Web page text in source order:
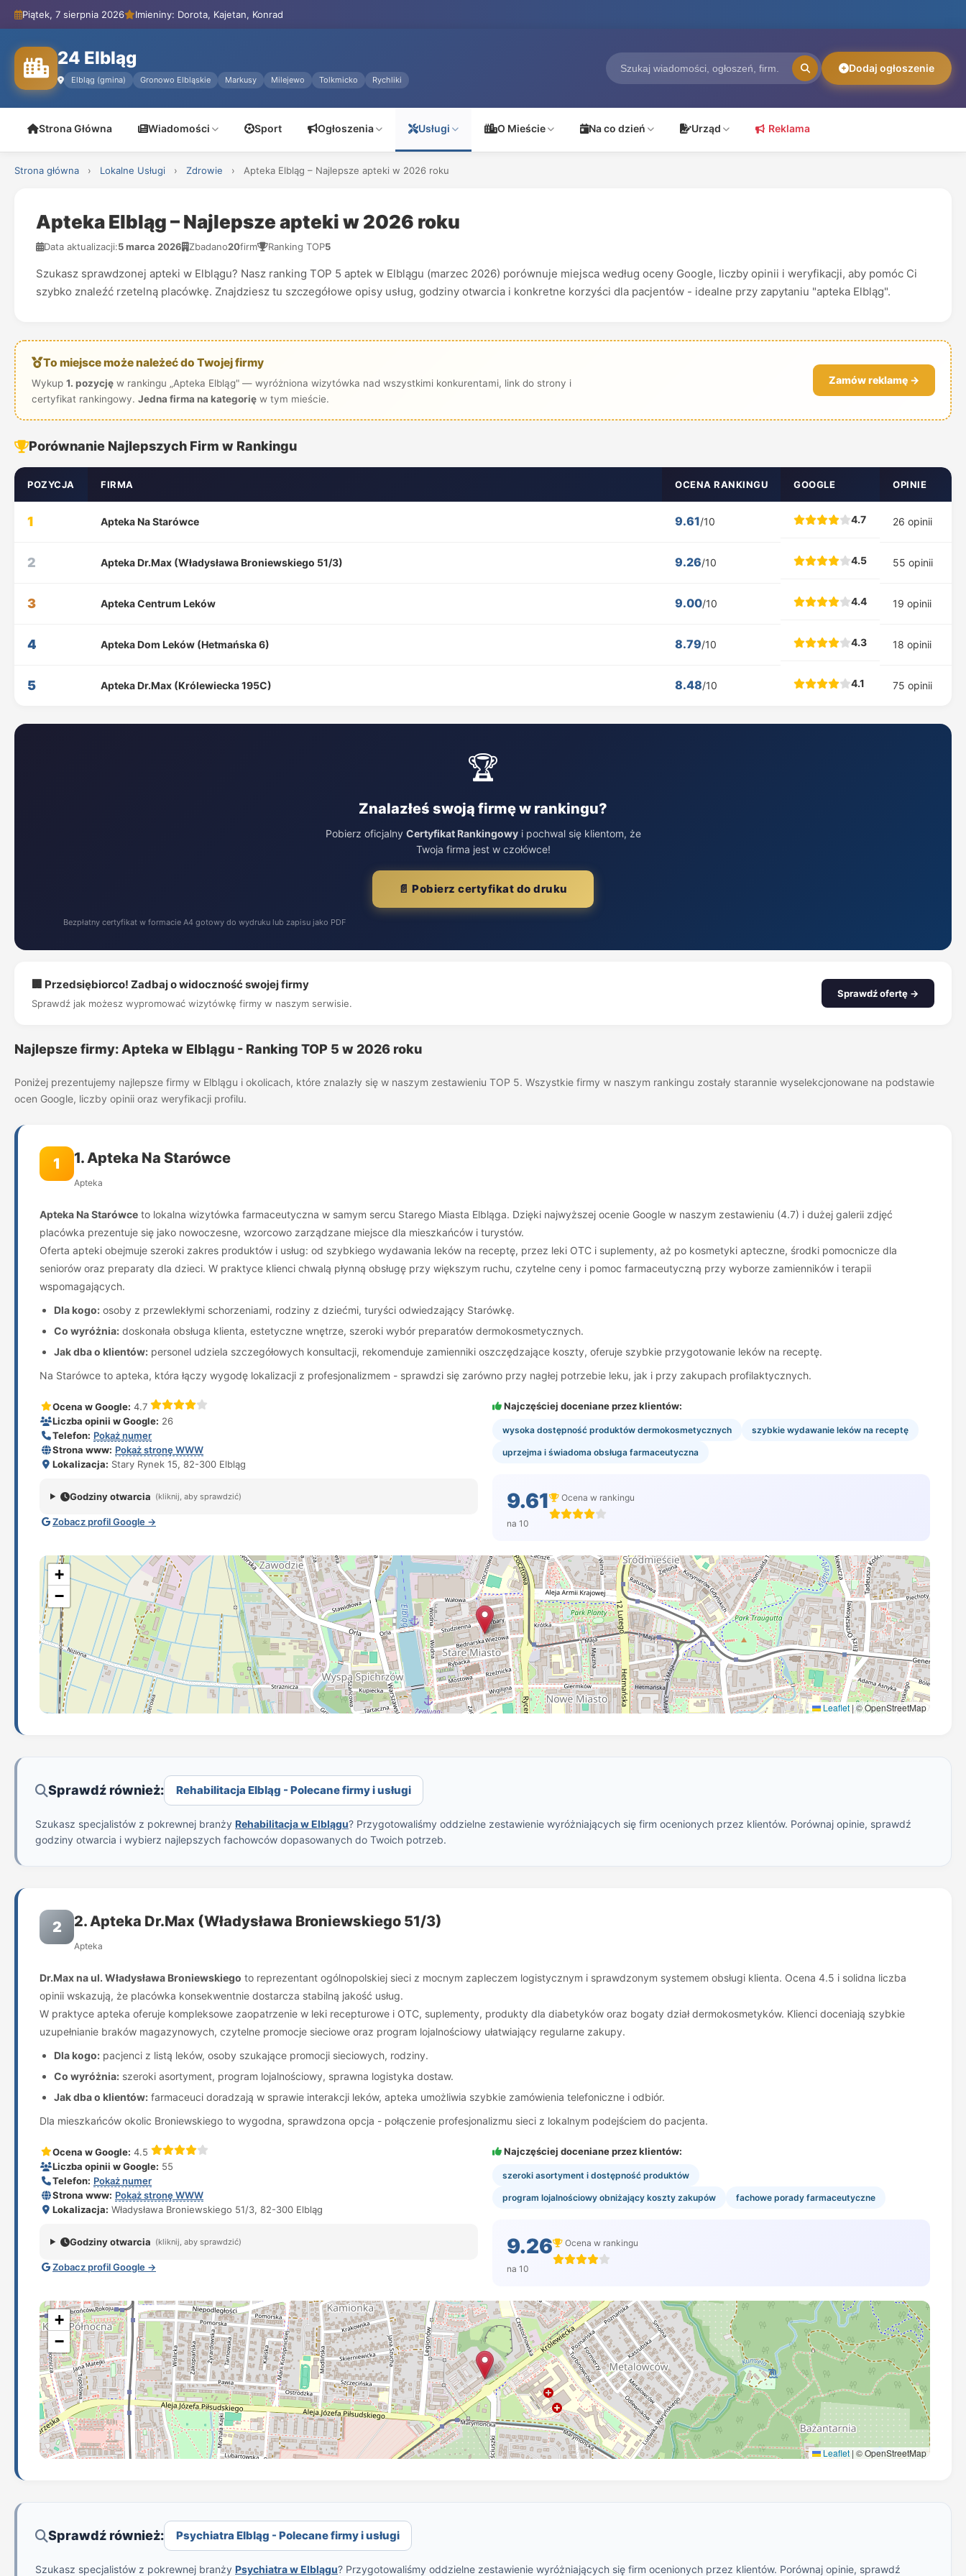
Piątek, 7 sierpnia 2026 Imieniny: Dorota, Kajetan, Konrad
24 Elbląg
Elbląg (gmina) Gronowo Elbląskie Markusy Milejewo Tolkmicko Rychliki
Dodaj ogłoszenie
Strona Główna Wiadomości Sport Ogłoszenia Usługi O Mieście Na co dzień Urząd Reklama
Strona główna › Lokalne Usługi › Zdrowie › Apteka Elbląg – Najlepsze apteki w 2026 roku
Apteka Elbląg – Najlepsze apteki w 2026 roku
Data aktualizacji:5 marca 2026 Zbadano20firm Ranking TOP5
Szukasz sprawdzonej apteki w Elblągu? Nasz ranking TOP 5 aptek w Elblągu (marzec 2026) porównuje miejsca według oceny Google, liczby opinii i weryfikacji, aby pomóc Ci
szybko znaleźć rzetelną placówkę. Znajdziesz tu szczegółowe opisy usług, godziny otwarcia i konkretne korzyści dla pacjentów - idealne przy zapytaniu "apteka Elbląg".
To miejsce może należeć do Twojej firmy
Wykup 1. pozycjęw rankingu „Apteka Elbląg" — wyróżniona wizytówka nad wszystkimi konkurentami, link do strony i
certyfikat rankingowy. Jedna firma na kategorięw tym mieście.
Zamów reklamę →
Porównanie Najlepszych Firm w Rankingu
POZYCJA FIRMA OCENA RANKINGU GOOGLE OPINIE
1 Apteka Na Starówce 9.61/10 4.7 26 opinii
2 Apteka Dr.Max (Władysława Broniewskiego 51/3) 9.26/10 4.5 55 opinii
3 Apteka Centrum Leków 9.00/10 4.4 19 opinii
4 Apteka Dom Leków (Hetmańska 6) 8.79/10 4.3 18 opinii
5 Apteka Dr.Max (Królewiecka 195C) 8.48/10 4.1 75 opinii
🏆
Znalazłeś swoją firmę w rankingu?
Pobierz oficjalny Certyfikat Rankingowyi pochwal się klientom, że
Twoja firma jest w czołówce!
📄 Pobierz certyfikat do druku
Bezpłatny certyfikat w formacie A4 gotowy do wydruku lub zapisu jako PDF
🏢 Przedsiębiorco! Zadbaj o widoczność swojej firmy
Sprawdź jak możesz wypromować wizytówkę firmy w naszym serwisie.
Sprawdź ofertę →
Najlepsze firmy: Apteka w Elblągu - Ranking TOP 5 w 2026 roku
Poniżej prezentujemy najlepsze firmy w Elblągu i okolicach, które znalazły się w naszym zestawieniu TOP 5. Wszystkie firmy w naszym rankingu zostały starannie wyselekcjonowane na podstawie
ocen Google, liczby opinii oraz weryfikacji profilu.
1 1. Apteka Na Starówce
Apteka
Apteka Na Starówce to lokalna wizytówka farmaceutyczna w samym sercu Starego Miasta Elbląga. Dzięki najwyższej ocenie Google w naszym zestawieniu (4.7) i dużej galerii zdjęć
placówka prezentuje się jako nowoczesne, wzorcowo zarządzane miejsce dla mieszkańców i turystów.
Oferta apteki obejmuje szeroki zakres produktów i usług: od szybkiego wydawania leków na receptę, przez leki OTC i suplementy, aż po kosmetyki apteczne, środki pomocnicze dla
seniorów oraz preparaty dla dzieci. W praktyce klienci chwalą płynną obsługę przy większym ruchu, czytelne ceny i pomoc farmaceutyczną przy wyborze zamienników i terapii
wspomagających.
Dla kogo: osoby z przewlekłymi schorzeniami, rodziny z dziećmi, turyści odwiedzający Starówkę.
Co wyróżnia: doskonała obsługa klienta, estetyczne wnętrze, szeroki wybór preparatów dermokosmetycznych.
Jak dba o klientów: personel udziela szczegółowych konsultacji, rekomenduje zamienniki oszczędzające koszty, oferuje szybkie przygotowanie leków na receptę.
Na Starówce to apteka, która łączy wygodę lokalizacji z profesjonalizmem - sprawdzi się zarówno przy nagłej potrzebie leku, jak i przy zakupach profilaktycznych.
Ocena w Google: 4.7
Liczba opinii w Google: 26
Telefon: Pokaż numer
Strona www: Pokaż stronę WWW
Lokalizacja: Stary Rynek 15, 82-300 Elbląg
Godziny otwarcia (kliknij, aby sprawdzić)
Zobacz profil Google →
Najczęściej doceniane przez klientów:
wysoka dostępność produktów dermokosmetycznych szybkie wydawanie leków na receptę
uprzejma i świadoma obsługa farmaceutyczna
9.61
na 10
Ocena w rankingu
+
−
Leaflet |© OpenStreetMap
Sprawdź również: Rehabilitacja Elbląg - Polecane firmy i usługi
Szukasz specjalistów z pokrewnej branży Rehabilitacja w Elblągu? Przygotowaliśmy oddzielne zestawienie wyróżniających się firm ocenionych przez klientów. Porównaj opinie, sprawdź
godziny otwarcia i wybierz najlepszych fachowców dopasowanych do Twoich potrzeb.
2 2. Apteka Dr.Max (Władysława Broniewskiego 51/3)
Apteka
Dr.Max na ul. Władysława Broniewskiego to reprezentant ogólnopolskiej sieci z mocnym zapleczem logistycznym i sprawdzonym systemem obsługi klienta. Ocena 4.5 i solidna liczba
opinii wskazują, że placówka konsekwentnie dostarcza stabilną jakość usług.
W praktyce apteka oferuje kompleksowe zaopatrzenie w leki recepturowe i OTC, suplementy, produkty dla diabetyków oraz bogaty dział dermokosmetyków. Klienci doceniają szybkie
uzupełnianie braków magazynowych, czytelne promocje sieciowe oraz program lojalnościowy ułatwiający regularne zakupy.
Dla kogo: pacjenci z listą leków, osoby szukające promocji sieciowych, rodziny.
Co wyróżnia: szeroki asortyment, program lojalnościowy, sprawna logistyka dostaw.
Jak dba o klientów: farmaceuci doradzają w sprawie interakcji leków, apteka umożliwia szybkie zamówienia telefoniczne i odbiór.
Dla mieszkańców okolic Broniewskiego to wygodna, sprawdzona opcja - połączenie profesjonalizmu sieci z lokalnym podejściem do pacjenta.
Ocena w Google: 4.5
Liczba opinii w Google: 55
Telefon: Pokaż numer
Strona www: Pokaż stronę WWW
Lokalizacja: Władysława Broniewskiego 51/3, 82-300 Elbląg
Godziny otwarcia (kliknij, aby sprawdzić)
Zobacz profil Google →
Najczęściej doceniane przez klientów:
szeroki asortyment i dostępność produktów
program lojalnościowy obniżający koszty zakupów fachowe porady farmaceutyczne
9.26
na 10
Ocena w rankingu
+
−
Leaflet | © OpenStreetMap
Sprawdź również: Psychiatra Elbląg - Polecane firmy i usługi
Szukasz specjalistów z pokrewnej branży Psychiatra w Elblągu? Przygotowaliśmy oddzielne zestawienie wyróżniających się firm ocenionych przez klientów. Porównaj opinie, sprawdź